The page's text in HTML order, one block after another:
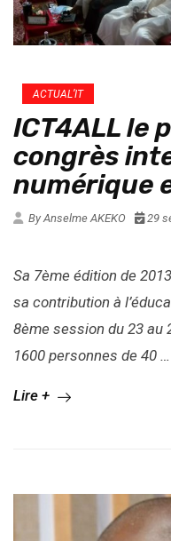
ACTUAL’IT
ICT4ALL le
congrès
numérique
By Anselme AKEKO 29
Sa 7ème édition de
sa contribution à
8ème session du 23 au
1600 personnes de 40 …
Lire +